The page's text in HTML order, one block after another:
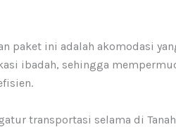
paket ini adalah akomodasi
ibadah, sehingga
transportasi selama di